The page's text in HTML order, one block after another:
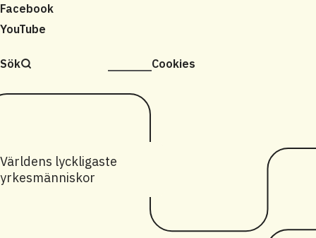
Facebook
YouTube
Sök Cookies
Världens lyckligaste
yrkesmänniskor